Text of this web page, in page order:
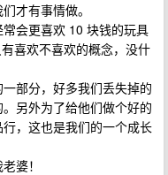
才有事情做。
会更喜欢 10 块钱的玩具
喜欢不喜欢的概念，没什
部分，好多我们丢失掉的
另外为了给他们做个好的
，这也是我们的一个成长
婆！